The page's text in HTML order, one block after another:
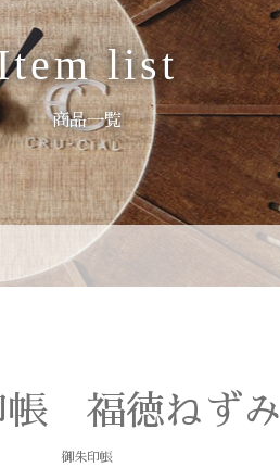
list
商品一覧
帳 福徳ねずみ
御朱印帳